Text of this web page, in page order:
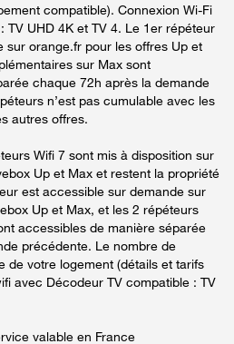
compatible). Connexion Wi-Fi
UHD 4K et TV 4. Le 1er répéteur
sur orange.fr pour les offres Up et
sur Max sont
chaque 72h après la demande
n’est pas cumulable avec les
autres offres.
Wifi 7 sont mis à disposition sur
Up et Max et restent la propriété
est accessible sur demande sur
Up et Max, et les 2 répéteurs
accessibles de manière séparée
précédente. Le nombre de
de votre logement (détails et tarifs
avec Décodeur TV compatible : TV
valable en France